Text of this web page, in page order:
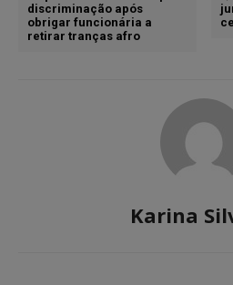
discriminação após
obrigar funcionária a
retirar tranças afro
Karina